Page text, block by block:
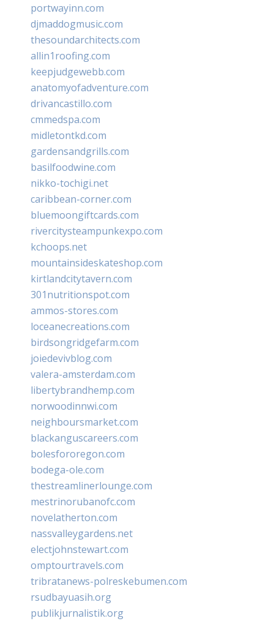
portwayinn.com
djmaddogmusic.com
thesoundarchitects.com
allin1roofing.com
keepjudgewebb.com
anatomyofadventure.com
drivancastillo.com
cmmedspa.com
midletontkd.com
gardensandgrills.com
basilfoodwine.com
nikko-tochigi.net
caribbean-corner.com
bluemoongiftcards.com
rivercitysteampunkexpo.com
kchoops.net
mountainsideskateshop.com
kirtlandcitytavern.com
301nutritionspot.com
ammos-stores.com
loceanecreations.com
birdsongridgefarm.com
joiedevivblog.com
valera-amsterdam.com
libertybrandhemp.com
norwoodinnwi.com
neighboursmarket.com
blackanguscareers.com
bolesfororegon.com
bodega-ole.com
thestreamlinerlounge.com
mestrinorubanofc.com
novelatherton.com
nassvalleygardens.net
electjohnstewart.com
omptourtravels.com
tribratanews-polreskebumen.com
rsudbayuasih.org
publikjurnalistik.org